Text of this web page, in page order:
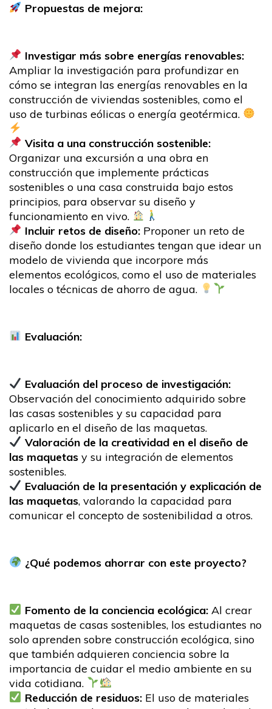
Propuestas de mejora:
Investigar más sobre energías renovables:
Ampliar la investigación para profundizar en
cómo se integran las energías renovables en la
construcción de viviendas sostenibles, como el
uso de turbinas eólicas o energía geotérmica.
Visita a una construcción sostenible:
Organizar una excursión a una obra en
construcción que implemente prácticas
sostenibles o una casa construida bajo estos
principios, para observar su diseño y
funcionamiento en vivo.
Incluir retos de diseño:Proponer un reto de
diseño donde los estudiantes tengan que idear un
modelo de vivienda que incorpore más
elementos ecológicos, como el uso de materiales
locales o técnicas de ahorro de agua.
Evaluación:
Evaluación del proceso de investigación:
Observación del conocimiento adquirido sobre
las casas sostenibles y su capacidad para
aplicarlo en el diseño de las maquetas.
Valoración de la creatividad en el diseño de
las maquetas y su integración de elementos
sostenibles.
Evaluación de la presentación y explicación de
las maquetas, valorando la capacidad para
comunicar el concepto de sostenibilidad a otros.
¿Qué podemos ahorrar con este proyecto?
Fomento de la conciencia ecológica:Al crear
maquetas de casas sostenibles, los estudiantes no
solo aprenden sobre construcción ecológica, sino
que también adquieren conciencia sobre la
importancia de cuidar el medio ambiente en su
vida cotidiana.
Reducción de residuos:El uso de materiales